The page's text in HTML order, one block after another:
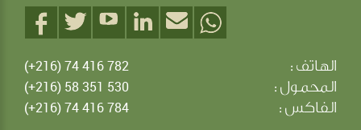
الهاتف :
(+216) 74 416 782
المحمول :
(+216) 58 351 530
الفاكس :
(+216) 74 416 784